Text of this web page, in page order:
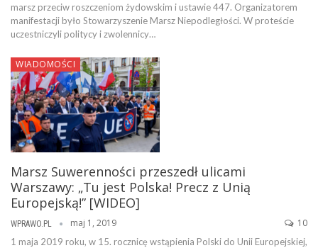
marsz przeciw roszczeniom żydowskim i ustawie 447. Organizatorem
manifestacji było Stowarzyszenie Marsz Niepodległości. W proteście
uczestniczyli politycy i zwolennicy…
WIADOMOŚCI
Marsz Suwerenności przeszedł ulicami
Warszawy: „Tu jest Polska! Precz z Unią
Europejską!” [WIDEO]
WPRAWO.PL maj 1, 2019 10
1 maja 2019 roku, w 15. rocznicę wstąpienia Polski do Unii Europejskiej,